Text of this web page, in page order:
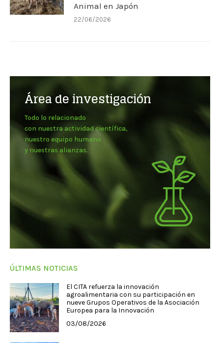
Animal en Japón
22/06/2026
Área de investigación
Todo lo relacionado
con nuestra actividad científica,
nuestro equipo humano
y nuestras alianzas.
ÚLTIMAS NOTICIAS
El CITA refuerza la innovación
agroalimentaria con su participación en
nueve Grupos Operativos de la Asociación
Europea para la Innovación
03/08/2026